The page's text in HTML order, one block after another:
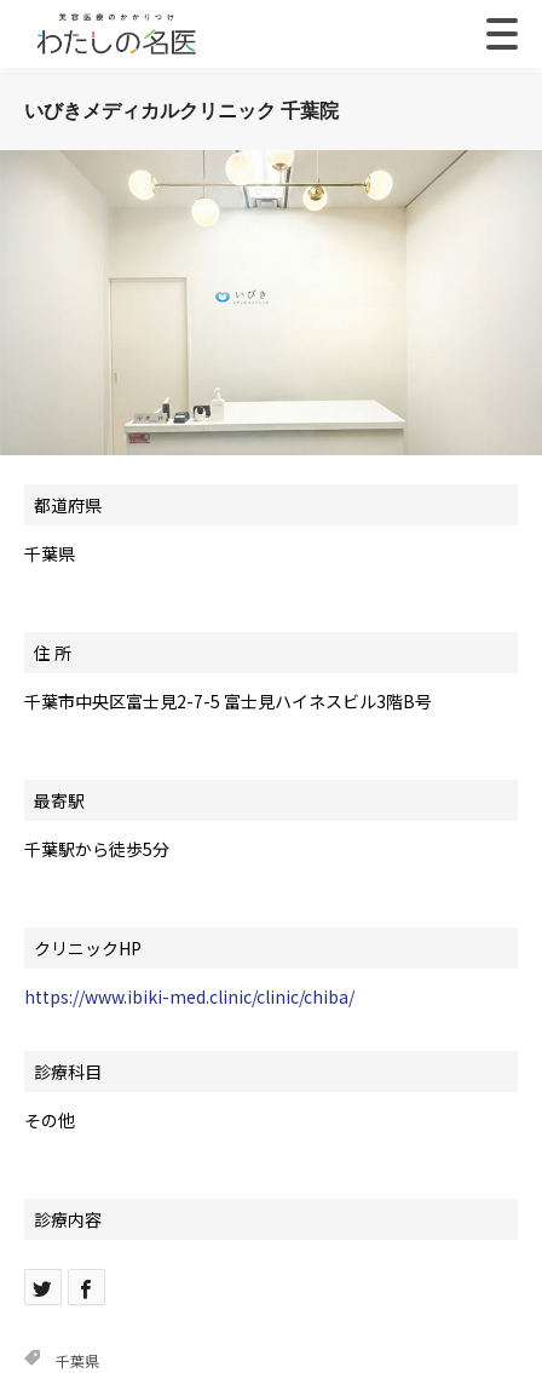
いびきメディカルクリニック 千葉院
都道府県
千葉県
住 所
千葉市中央区富士見2-7-5 富士見ハイネスビル3階B号
最寄駅
千葉駅から徒歩5分
クリニックHP
https://www.ibiki-med.clinic/clinic/chiba/
診療科目
その他
診療内容
千葉県